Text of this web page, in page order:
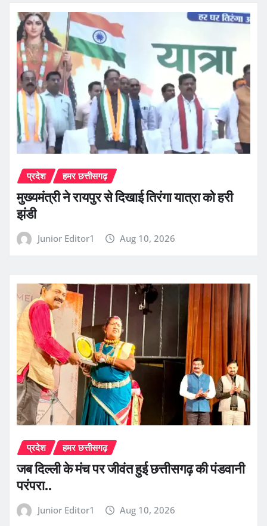
प्रदेश हमर छत्तीसगढ़
मुख्यमंत्री ने रायपुर से दिखाई तिरंगा यात्रा को हरी
झंडी
Junior Editor1 Aug 10, 2026
प्रदेश हमर छत्तीसगढ़
जब दिल्ली के मंच पर जीवंत हुई छत्तीसगढ़ की पंडवानी
परंपरा..
Junior Editor1 Aug 10, 2026